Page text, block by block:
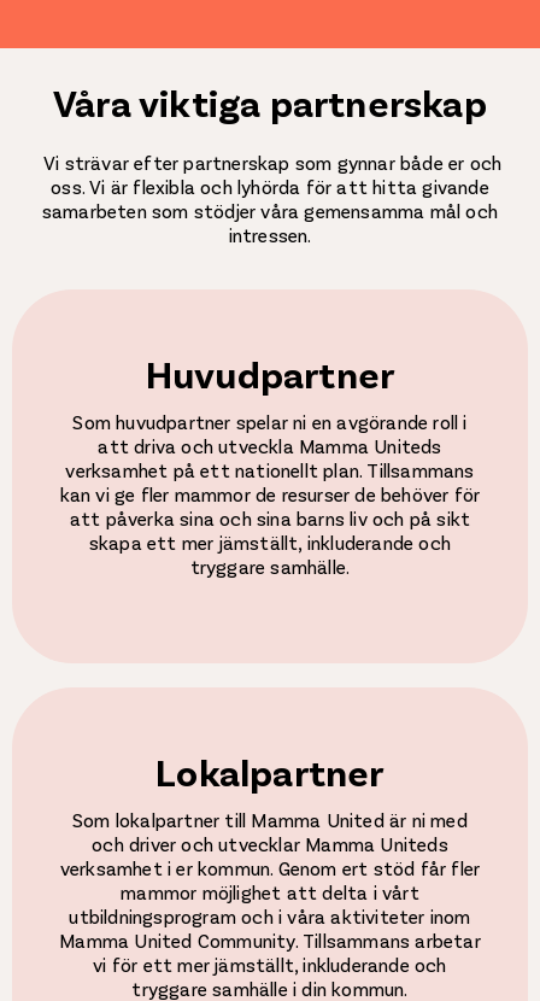
Våra viktiga partnerskap
Vi strävar efter partnerskap som gynnar både er och
oss. Vi är flexibla och lyhörda för att hitta givande
samarbeten som stödjer våra gemensamma mål och
intressen.
Huvudpartner
Som huvudpartner spelar ni en avgörande roll i
att driva och utveckla Mamma Uniteds
verksamhet på ett nationellt plan. Tillsammans
kan vi ge fler mammor de resurser de behöver för
att påverka sina och sina barns liv och på sikt
skapa ett mer jämställt, inkluderande och
tryggare samhälle.
Lokalpartner
Som lokalpartner till Mamma United är ni med
och driver och utvecklar Mamma Uniteds
verksamhet i er kommun. Genom ert stöd får fler
mammor möjlighet att delta i vårt
utbildningsprogram och i våra aktiviteter inom
Mamma United Community. Tillsammans arbetar
vi för ett mer jämställt, inkluderande och
tryggare samhälle i din kommun.